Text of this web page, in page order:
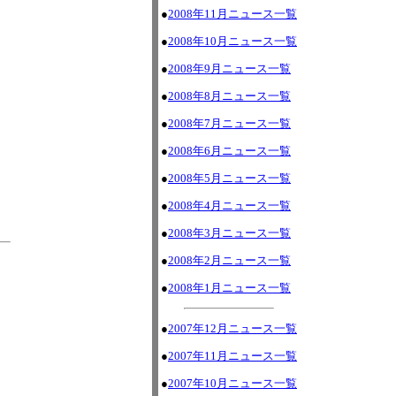
●2008年11月ニュース一覧
●2008年10月ニュース一覧
●2008年9月ニュース一覧
●2008年8月ニュース一覧
●2008年7月ニュース一覧
●2008年6月ニュース一覧
●2008年5月ニュース一覧
●2008年4月ニュース一覧
●2008年3月ニュース一覧
●2008年2月ニュース一覧
●2008年1月ニュース一覧
●2007年12月ニュース一覧
●2007年11月ニュース一覧
●2007年10月ニュース一覧